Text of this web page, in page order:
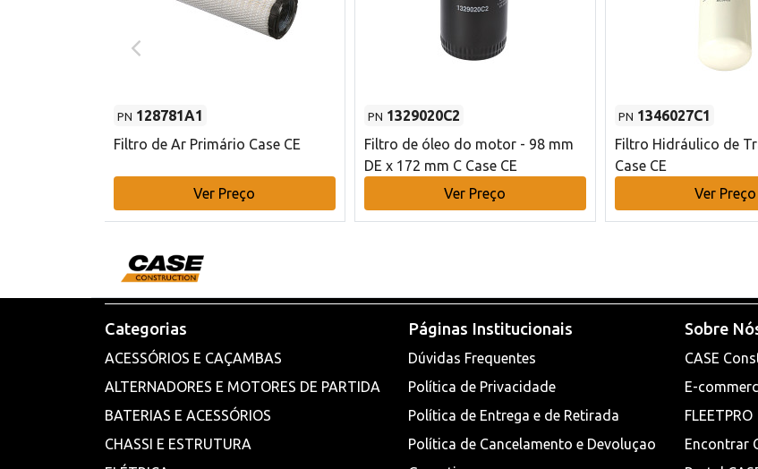
PN 128781A1
Filtro de Ar Primário Case CE
Ver Preço
PN 1329020C2
Filtro de óleo do motor - 98 mm
DE x 172 mm C Case CE
Ver Preço
PN 1346027C1
Filtro Hidráulico de
Case CE
Ver Preço
Categorias
ACESSÓRIOS E CAÇAMBAS
ALTERNADORES E MOTORES DE PARTIDA
BATERIAS E ACESSÓRIOS
CHASSI E ESTRUTURA
Páginas Institucionais
Dúvidas Frequentes
Política de Privacidade
Política de Entrega e de Retirada
Política de Cancelamento e Devoluçao
Sobre
CASE
E-
FLEETPRO
Encontrar